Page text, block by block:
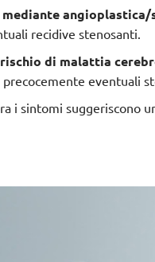
recidive stenosanti.
di malattia
eventuali
i sintomi suggeriscono